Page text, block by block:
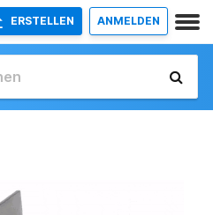
ERSTELLEN ANMELDEN